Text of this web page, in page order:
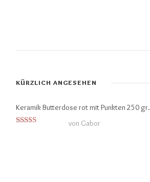
KÜRZLICH ANGESEHEN
Keramik Butterdose rot mit Punkten 250 gr.
von Gabor